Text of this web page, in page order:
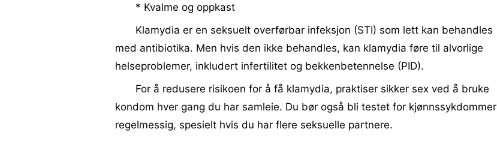
* Kvalme og oppkast
Klamydia er en seksuelt overførbar infeksjon (STI) som lett kan behandles
med antibiotika. Men hvis den ikke behandles, kan klamydia føre til alvorlige
helseproblemer, inkludert infertilitet og bekkenbetennelse (PID).
For å redusere risikoen for å få klamydia, praktiser sikker sex ved å bruke
kondom hver gang du har samleie. Du bør også bli testet for kjønnssykdommer
regelmessig, spesielt hvis du har flere seksuelle partnere.